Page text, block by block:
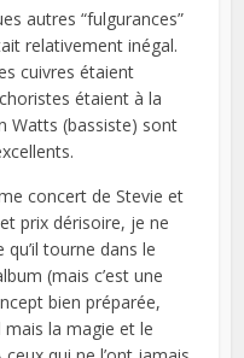
autres “fulgurances”
relativement inégal.
cuivres étaient
étaient à la
Watts (bassiste) sont
concert de Stevie et
prix dérisoire, je ne
tourne dans le
(mais c’est une
bien préparée,
la magie et le